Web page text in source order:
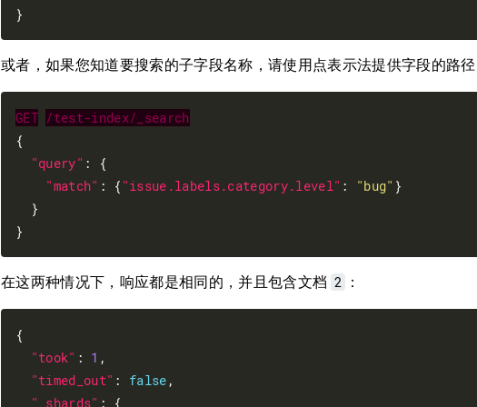
或者，如果您知道要搜索的子字段名称，请使用点表示法提供字段的路
GET /test-index/_search
{
"query" : {
"match" : { "issue.labels.category.level" : "bug" }
  }
在这两种情况下，响应都是相同的，并且包含文档 2 ：
{
"took" : 1 ,
"timed_out" : false ,
"_shards" : {